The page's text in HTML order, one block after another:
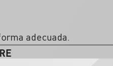
adecuada.